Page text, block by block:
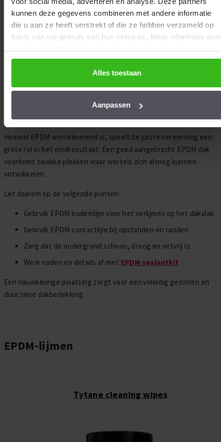
EPDMXL vind je
We werken samen met37 derden die uw gegevens kunnen
Alles toestaan
Aanpassen
wanneer dakbedekking poreus is of naden niet goed zijn
afgewerkt. Wortels kunnen zich dan in kleine openingen
nestelen en schade veroorzaken.
structuur en blijvende elasticiteit. Het materiaal droogt niet uit,
scheurt niet en blijft langdurig waterdicht. Hierdoor krijgen
wortels geen kans om door de dakbedekking heen te groeien.
Correcte verwerking is essentieel
Hoewel EPDM wortelwerend is, speelt de juiste verwerking een
grote rol in het eindresultaat. Een goed aangebracht EPDM dak
voorkomt zwakke plekken waar wortels zich alsnog kunnen
ontwikkelen.
Let daarom op de volgende punten:
Gebruik EPDM bodemlijm voor het verlijmen op het dakvlak
Gebruik EPDM contactlijm bij opstanden en randen
Zorg dat de ondergrond schoon, droog en vetvrij is
Werk naden en details af met EPDM sealantkit
Een nauwkeurige plaatsing zorgt voor een volledig gesloten en
duurzame dakbedekking.
EPDM-lijmen
Tytane cleaning wipes